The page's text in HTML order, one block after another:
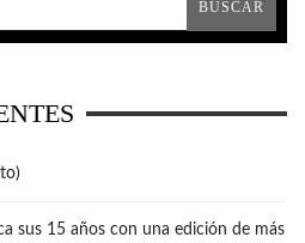
sus 15 años con una edición de más